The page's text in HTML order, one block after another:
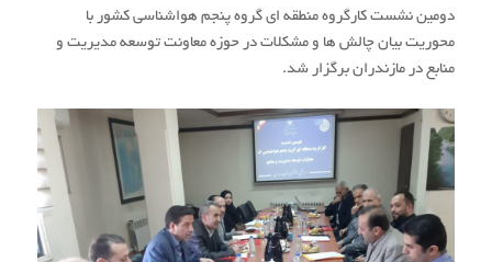
دومین نشست کارگروه منطقه ای گروه پنجم هواشناسی کشور با
محوریت بیان چالش ها و مشکلات در حوزه معاونت توسعه مدیریت و
منابع در مازندران برگزار شد.